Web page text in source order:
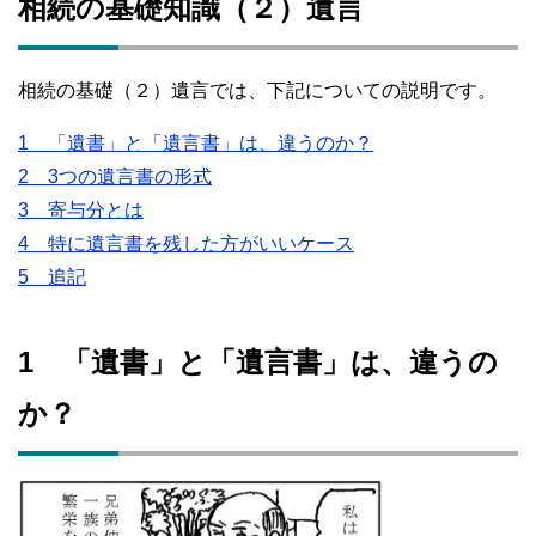
相続の基礎知識（２）遺言
相続の基礎（２）遺言では、下記についての説明です。
1 「遺書」と「遺言書」は、違うのか？
2 3つの遺言書の形式
3 寄与分とは
4 特に遺言書を残した方がいいケース
5 追記
1 「遺書」と「遺言書」は、違うの
か？